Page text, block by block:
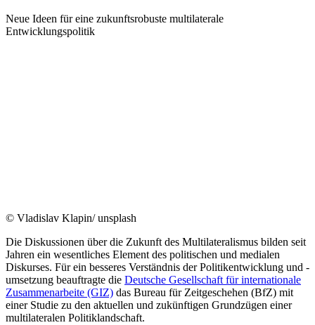
Neue Ideen für eine zukunftsrobuste multilaterale
Entwicklungspolitik
© Vladislav Klapin/ unsplash
Die Diskussionen über die Zukunft des Multilateralismus bilden seit
Jahren ein wesentliches Element des politischen und medialen
Diskurses. Für ein besseres Verständnis der Politikentwicklung und -
umsetzung beauftragte die Deutsche Gesellschaft für internationale
Zusammenarbeite (GIZ) das Bureau für Zeitgeschehen (BfZ) mit
einer Studie zu den aktuellen und zukünftigen Grundzügen einer
multilateralen Politiklandschaft.